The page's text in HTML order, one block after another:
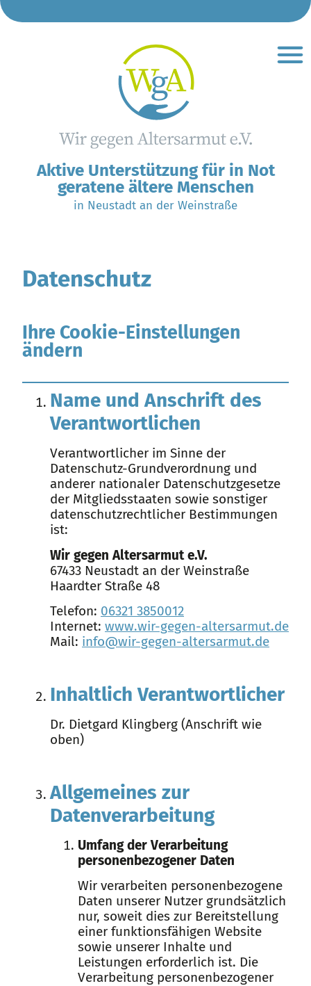
Aktive Unterstützung für in Not
geratene ältere Menschen
in Neustadt an der Weinstraße
Datenschutz
Ihre Cookie-Einstellungen
ändern
Name und Anschrift des
Verantwortlichen
Verantwortlicher im Sinne der
Datenschutz-Grundverordnung und
anderer nationaler Datenschutzgesetze
der Mitgliedsstaaten sowie sonstiger
datenschutzrechtlicher Bestimmungen
ist:
Wir gegen Altersarmut e.V.
67433 Neustadt an der Weinstraße
Haardter Straße 48
Telefon: 06321 3850012
Internet: www.wir-gegen-altersarmut.de
Mail: info@wir-gegen-altersarmut.de
Inhaltlich Verantwortlicher
Dr. Dietgard Klingberg (Anschrift wie
oben)
Allgemeines zur
Datenverarbeitung
Umfang der Verarbeitung
personenbezogener Daten
Wir verarbeiten personenbezogene
Daten unserer Nutzer grundsätzlich
nur, soweit dies zur Bereitstellung
einer funktionsfähigen Website
sowie unserer Inhalte und
Leistungen erforderlich ist. Die
Verarbeitung personenbezogener